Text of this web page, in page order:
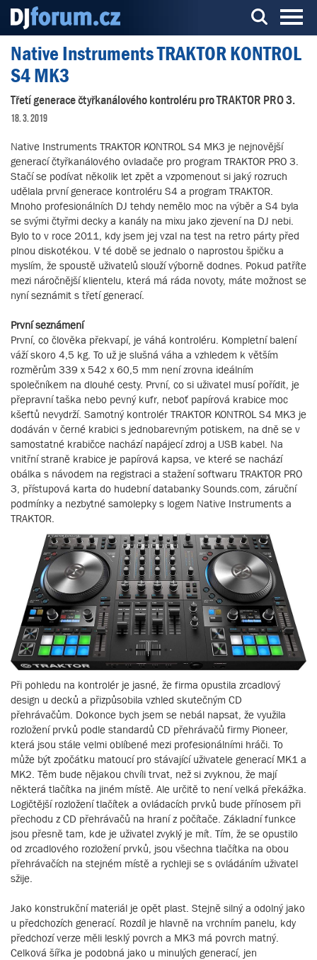
Server o DJ technice a DJingu
Native Instruments TRAKTOR KONTROL
S4 MK3
Třetí generace čtyřkanálového kontroléru pro TRAKTOR PRO 3.
18. 3. 2019
Native Instruments TRAKTOR KONTROL S4 MK3 je nejnovější
generací čtyřkanálového ovladače pro program TRAKTOR PRO 3.
Stačí se podívat několik let zpět a vzpomenout si jaký rozruch
udělala první generace kontroléru S4 a program TRAKTOR.
Mnoho profesionálních DJ tehdy nemělo moc na výběr a S4 byla
se svými čtyřmi decky a kanály na mixu jako zjevení na DJ nebi.
Bylo to v roce 2011, kdy jsem jej vzal na test na retro párty před
plnou diskotékou. V té době se jednalo o naprostou špičku a
myslím, že spoustě uživatelů slouží výborně dodnes. Pokud patříte
mezi náročnější klientelu, která má ráda novoty, máte možnost se
nyní seznámit s třetí generací.
První seznámení
První, co člověka překvapí, je váhá kontroléru. Kompletní balení
váží skoro 4,5 kg. To už je slušná váha a vzhledem k větším
rozměrům 339 x 542 x 60,5 mm není zrovna ideálním
společníkem na dlouhé cesty. První, co si uživatel musí pořídit, je
přepravní taška nebo pevný kufr, neboť papírová krabice moc
kšeftů nevydrží. Samotný kontrolér TRAKTOR KONTROL S4 MK3 je
dodáván v černé krabici s jednobarevným potiskem, na dně se v
samostatné krabičce nachází napájecí zdroj a USB kabel. Na
vnitřní straně krabice je papírová kapsa, ve které se nachází
obálka s návodem na registraci a stažení softwaru TRAKTOR PRO
3, přístupová karta do hudební databanky Sounds.com, záruční
podmínky a nezbytné samolepky s logem Native Instruments a
TRAKTOR.
Při pohledu na kontrolér je jasné, že firma opustila zrcadlový
design u decků a přizpůsobila vzhled skutečným CD
přehrávačům. Dokonce bych jsem se nebál napsat, že využila
rozložení prvků podle standardů CD přehrávačů firmy Pioneer,
která jsou stále velmi oblíbené mezi profesionálními hráči. To
může být zpočátku matoucí pro stávající uživatele generací MK1 a
MK2. Těm bude nějakou chvíli trvat, než si zvyknou, že mají
některá tlačítka na jiném místě. Ale určitě to není velká překážka.
Logičtější rozložení tlačítek a ovládacích prvků bude přínosem při
přechodu z CD přehrávačů na hraní z počítače. Základní funkce
jsou přesně tam, kde je uživatel zvyklý je mít. Tím, že se opustilo
od zrcadlového rozložení prvků, jsou všechna tlačítka na obou
přehrávačích na stejném místě a rychleji se s ovládáním uživatel
sžije.
Jako konstrukční materiál je opět plast. Stejně silný a odolný jako
u předchozích generací. Rozdíl je hlavně na vrchním panelu, kdy
předchozí verze měli lesklý povrch a MK3 má povrch matný.
Celková šířka je podobná jako u minulých generací, jen